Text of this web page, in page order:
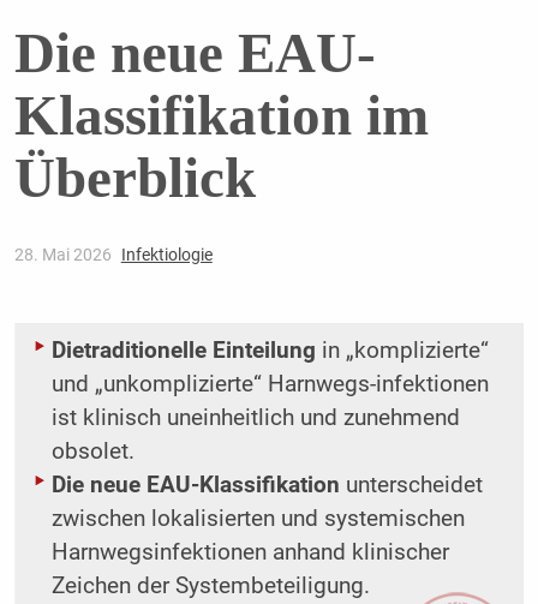
Die neue EAU-
Klassifikation im
Überblick
28. Mai 2026 Infektiologie
Dietraditionelle Einteilung in „komplizierte“
und „unkomplizierte“ Harnwegs-infektionen
ist klinisch uneinheitlich und zunehmend
obsolet.
Die neue EAU-Klassifikation unterscheidet
zwischen lokalisierten und systemischen
Harnwegsinfektionen anhand klinischer
Zeichen der Systembeteiligung.